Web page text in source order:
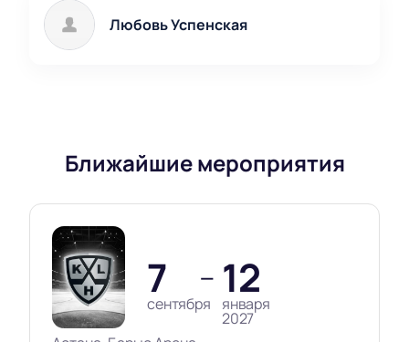
Любовь Успенская
Ближайшие мероприятия
7
сентября
— 12
января
2027